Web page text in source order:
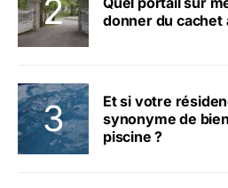
donner du cachet
Et si votre
synonyme de
piscine ?